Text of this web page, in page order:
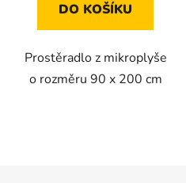
DO KOŠÍKU
Prostěradlo z mikroplyše
o rozměru 90 x 200 cm